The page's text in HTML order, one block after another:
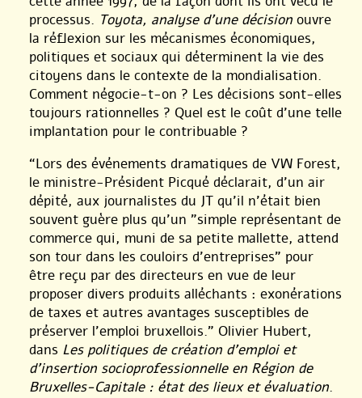
processus. Toyota, analyse d’une décision ouvre
la réflexion sur les mécanismes économiques,
politiques et sociaux qui déterminent la vie des
citoyens dans le contexte de la mondialisation.
Comment négocie-t-on ? Les décisions sont-elles
toujours rationnelles ? Quel est le coût d’une telle
implantation pour le contribuable ?
“Lors des événements dramatiques de VW Forest,
le ministre-Président Picqué déclarait, d’un air
dépité, aux journalistes du JT qu’il n’était bien
souvent guère plus qu’un "simple représentant de
commerce qui, muni de sa petite mallette, attend
son tour dans les couloirs d’entreprises" pour
être reçu par des directeurs en vue de leur
proposer divers produits alléchants : exonérations
de taxes et autres avantages susceptibles de
préserver l’emploi bruxellois.” Olivier Hubert,
dans Les politiques de création d’emploi et
d’insertion socioprofessionnelle en Région de
Bruxelles-Capitale : état des lieux et évaluation.